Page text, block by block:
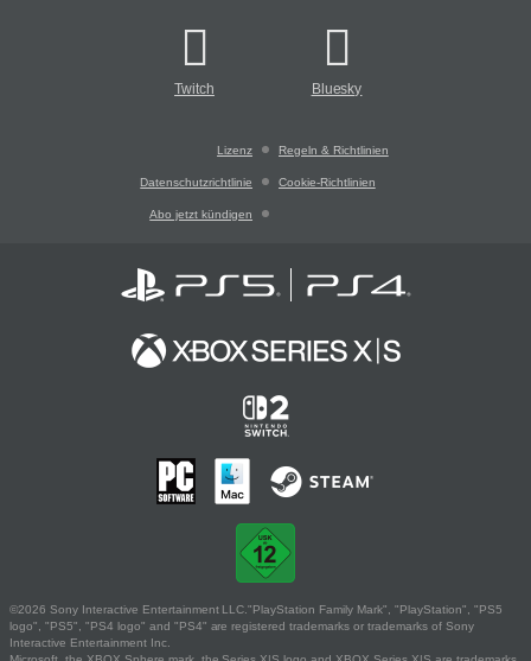
Twitch Bluesky
Lizenz Regeln & Richtlinien
Datenschutzrichtlinie Cookie-Richtlinien
Abo jetzt kündigen
©2026 Sony Interactive Entertainment LLC."PlayStation Family Mark", "PlayStation", "PS5
logo", "PS5", "PS4 logo" and "PS4" are registered trademarks or trademarks of Sony
Interactive Entertainment Inc.